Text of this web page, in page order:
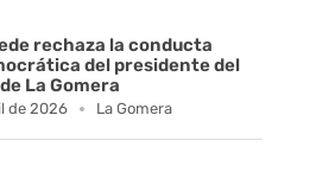
rechaza la conducta
del presidente del
La Gomera
de 2026 La Gomera